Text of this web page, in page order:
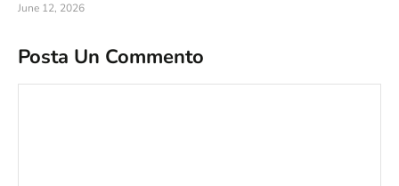
June 12, 2026
Posta Un Commento